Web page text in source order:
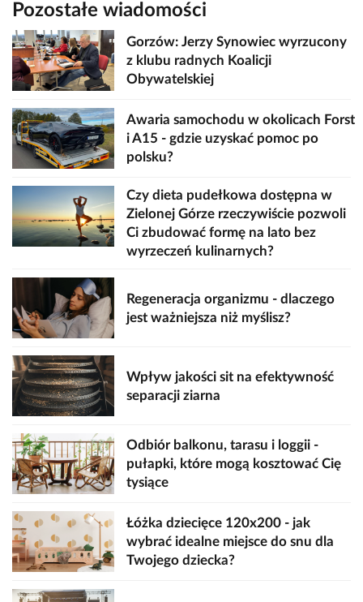
Pozostałe wiadomości
Gorzów: Jerzy Synowiec wyrzucony
z klubu radnych Koalicji
Obywatelskiej
Awaria samochodu w okolicach Forst
i A15 - gdzie uzyskać pomoc po
polsku?
Czy dieta pudełkowa dostępna w
Zielonej Górze rzeczywiście pozwoli
Ci zbudować formę na lato bez
wyrzeczeń kulinarnych?
Regeneracja organizmu - dlaczego
jest ważniejsza niż myślisz?
Wpływ jakości sit na efektywność
separacji ziarna
Odbiór balkonu, tarasu i loggii -
pułapki, które mogą kosztować Cię
tysiące
Łóżka dziecięce 120x200 - jak
wybrać idealne miejsce do snu dla
Twojego dziecka?